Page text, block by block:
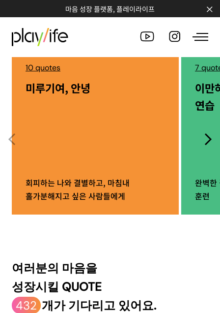
마음 성장 플랫폼, 플레이라이프
PEOPLE
QUOTE
COUNSELING
newsletter
소중한 자신의 가치를 찾도록 도와주는
10 quotes
미루기여, 안녕
회피하는 나와 결별하고, 마침내
홀가분해지고 싶은 사람들에게
7
이만
연습
완벽한
훈련
여러분의 마음을
성장시킬 QUOTE
432 개가 기다리고 있어요.